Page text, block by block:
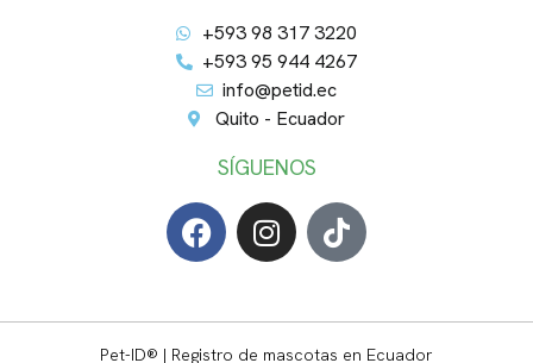
+593 98 317 3220
+593 95 944 4267
info@petid.ec
Quito - Ecuador
SÍGUENOS
Pet-ID® | Registro de mascotas en Ecuador